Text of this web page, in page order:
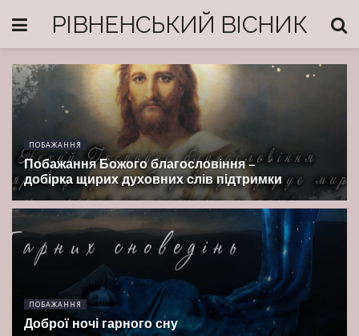
РІВНЕНСЬКИЙ ВІСНИК
ПОБАЖАННЯ
Побажання Божого благословіння –
добірка щирих духовних слів підтримки
ПОБАЖАННЯ
Доброї ночі гарного сну